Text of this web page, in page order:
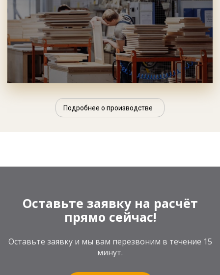
Подробнее о производстве
Оставьте заявку на расчёт
прямо сейчас!
Оставьте заявку и мы вам перезвоним в течение 15
минут.